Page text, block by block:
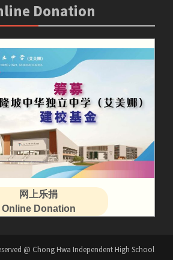
Donation
网上乐捐
Online Donation
@ Chong Hwa Independent High School